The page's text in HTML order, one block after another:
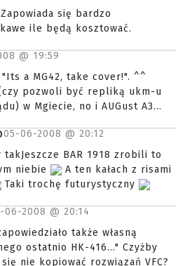
się bardzo
ile będą kosztować.
@ 19:59
a MG42, take cover!". ^^
pozwoli być repliką ukm-u
w Mgiecie, no i AUGust A3...
05-06-2008 @ 20:12
takJeszcze BAR 1918 zrobili to
niebie
A ten kałach z risami
Taki trochę futurystyczny
06-2008 @ 20:14
także własną
ostatnio HK-416..." Czyżby
nie kopiować rozwiązań VFC?